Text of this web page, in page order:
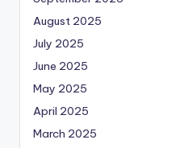
August 2025
July 2025
June 2025
May 2025
April 2025
March 2025